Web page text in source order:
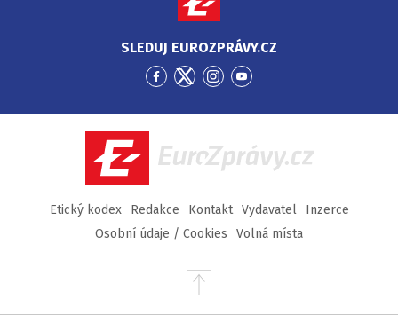
SLEDUJ EUROZPRÁVY.CZ
Přejít
Facebook
Přejít
Twitter
Přejít
Instagram
Přejít
YouTube
EuroZprávy.cz
Etický kodex Redakce Kontakt Vydavatel
Inzerce
Osobní údaje / Cookies
Volná místa
Přejít
stránky